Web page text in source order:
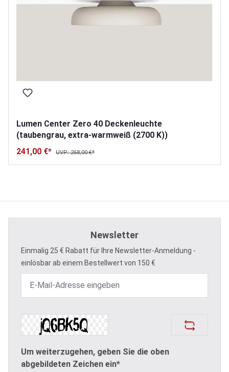
Lumen Center Zero 40 Deckenleuchte
(taubengrau, extra-warmweiß (2700 K))
241,00 €*
UVP: 268,00 €*
Newsletter
Einmalig 25 € Rabatt für Ihre Newsletter-Anmeldung -
einlösbar ab einem Bestellwert von 150 €
Um weiterzugehen, geben Sie die oben
abgebildeten Zeichen ein*